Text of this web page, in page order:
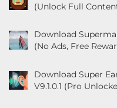
(Unlock Full
Download
(No Ads, Free
Download Super
V9.1.0.1 (Pro